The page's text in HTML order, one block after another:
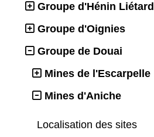
Groupe d'Hénin Liétard
Groupe d'Oignies
Groupe de Douai
Mines de l'Escarpelle
Mines d'Aniche
Localisation des sites